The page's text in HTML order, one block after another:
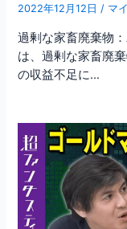
2022年12月12日 / マ
過剰な家畜廃棄物
は、過剰な家畜廃
の収益不足に…